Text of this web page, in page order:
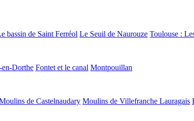
bassin de Saint Ferréol Le Seuil de Naurouze Toulouse :
en-Dorthe Fontet et le canal Montpouillan
de Castelnaudary Moulins de Villefranche Lauragais